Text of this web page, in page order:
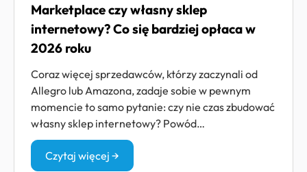
Marketplace czy własny sklep
internetowy? Co się bardziej opłaca w
2026 roku
Coraz więcej sprzedawców, którzy zaczynali od
Allegro lub Amazona, zadaje sobie w pewnym
momencie to samo pytanie: czy nie czas zbudować
własny sklep internetowy? Powód…
Czytaj więcej →